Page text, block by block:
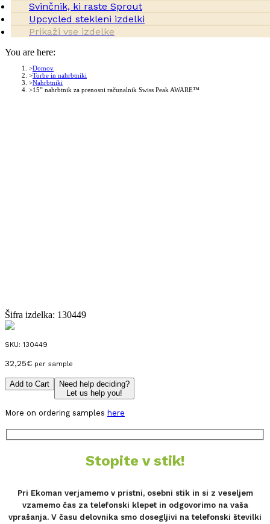
Svinčnik, ki raste Sprout
Upcycled stekleni izdelki
Prikaži vse izdelke
You are here:
Domov
Torbe in nahrbtniki
Nahrbtniki
15” nahrbtnik za prenosni računalnik Swiss Peak AWARE™
Šifra izdelka: 130449
SKU: 130449
32,25€ per sample
Add to Cart
Need help deciding?
Let us help you!
More on ordering samples here
Stopite v stik!
Pri Ekoman verjamemo v pristni, osebni stik in si z veseljem
vzamemo čas za telefonski klepet in odgovorimo na vaša
vprašanja. V času delovnika smo dosegljivi na telefonski številki